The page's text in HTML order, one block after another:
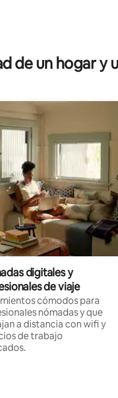
de 5, 35 reseñas
de un hogar y
digitales y
de viaje
cómodos para
nómadas y que
a distancia con wifi y
de trabajo